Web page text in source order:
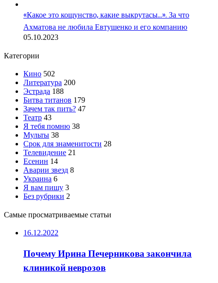
«Какое это кощунство, какие выкрутасы…». За что
Ахматова не любила Евтушенко и его компанию
05.10.2023
Категории
Кино 502
Литература 200
Эстрада 188
Битва титанов 179
Зачем так пить? 47
Театр 43
Я тебя помню 38
Мульты 38
Срок для знаменитости 28
Телевидение 21
Есенин 14
Аварии звезд 8
Украина 6
Я вам пишу 3
Без рубрики 2
Самые просматриваемые статьи
16.12.2022
Почему Ирина Печерникова закончила
клиникой неврозов